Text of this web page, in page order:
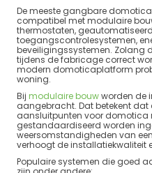
De meeste gangbare
compatibel met modulaire
thermostaten,
toegangscontrolesystemen,
beveiligingssystemen. Zolang
tijdens de fabricage correct
modern domoticaplatform
woning.
Bij modulaire bouwworden de
aangebracht. Dat betekent dat
aansluitpunten voor domotica
gestandaardiseerd worden
weersomstandigheden van
verhoogt de installatiekwaliteit
Populaire systemen die goed